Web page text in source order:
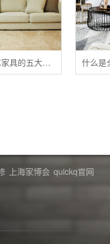
清洁布艺家具的五大禁忌
上海家博会 quickq官网